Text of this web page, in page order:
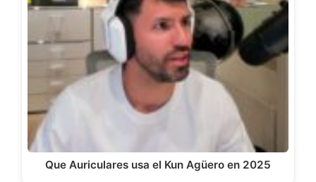
Que Auriculares usa el Kun Agüero en 2025